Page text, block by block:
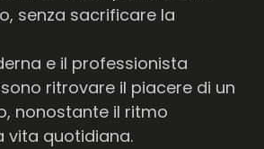
senza sacrificare la
e il professionista
ritrovare il piacere di un
nonostante il ritmo
vita quotidiana.